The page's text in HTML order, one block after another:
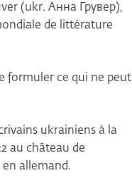
(ukr. Анна Грувер),
de littérature
formuler ce qui ne peut
ukrainiens à la
au château de
allemand.